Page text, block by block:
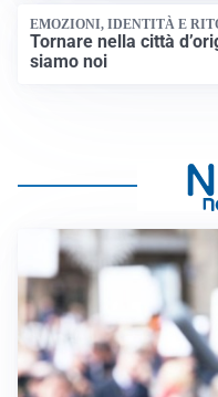
EMOZIONI, IDENTITÀ E
Tornare nella città
siamo noi